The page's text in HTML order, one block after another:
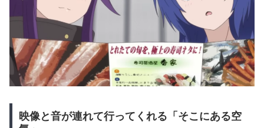
映像と音が連れて行ってくれる「そこにある空